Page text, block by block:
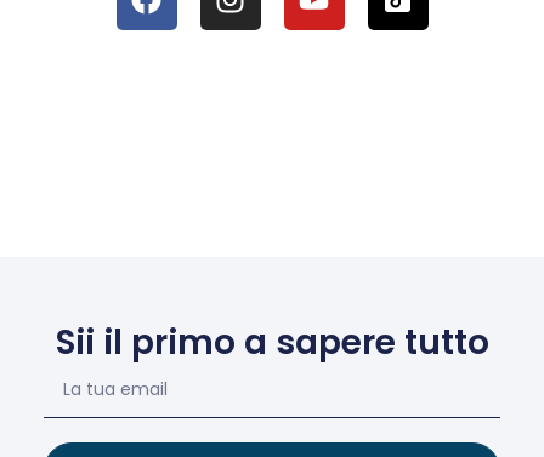
Sii il primo a sapere tutto